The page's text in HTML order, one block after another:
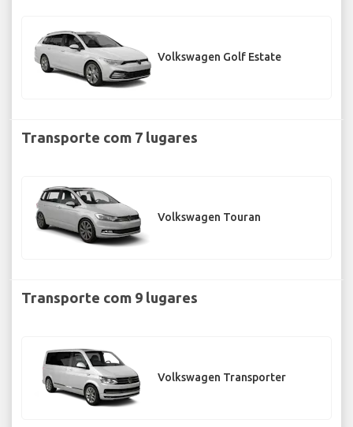
Volkswagen Golf Estate
Transporte com 7 lugares
Volkswagen Touran
Transporte com 9 lugares
Volkswagen Transporter